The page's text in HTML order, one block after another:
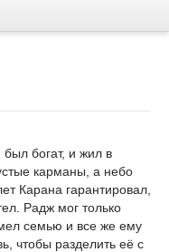
богат, и жил в
карманы, а небо
Карана гарантировал,
Радж мог только
семью и все же ему
чтобы разделить её с